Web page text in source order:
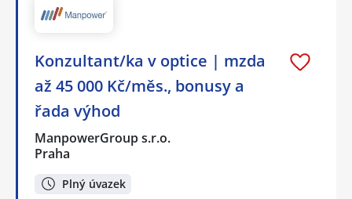
Konzultant/ka v optice | mzda
až 45 000 Kč/měs., bonusy a
řada výhod
ManpowerGroup s.r.o.
Praha
Plný úvazek